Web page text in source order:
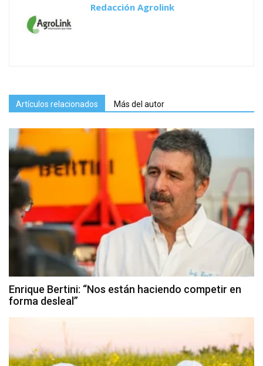
Redacción Agrolink
Artículos relacionados Más del autor
Enrique Bertini: “Nos están haciendo competir en
forma desleal”